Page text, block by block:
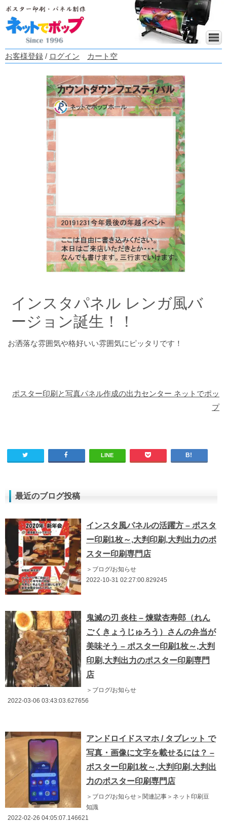
お客様登録 / ログイン カート空
インスタパネル レンガ風バ
ージョン誕生！！
お洒落な雰囲気や格好いい雰囲気にピッタリです！
ポスター印刷と写真パネル作成の出力センター ネットでポッ
プ
LINE
最近のブログ投稿
インスタ風パネルの活躍方 – ポスタ
ー印刷1枚～,大判印刷,大判出力のポ
スター印刷専門店
＞ブログ/お知らせ
2022-10-31 02:27:00.829245
鬼滅の刃 炎柱 – 煉獄杏寿郎（れん
ごくきょうじゅろう）さんの弁当が
美味そう – ポスター印刷1枚～,大判
印刷,大判出力のポスター印刷専門
店
＞ブログ/お知らせ
2022-03-06 03:43:03.627656
アンドロイドスマホ / タブレット で
写真・画像に文字を載せるには？ –
ポスター印刷1枚～,大判印刷,大判出
力のポスター印刷専門店
＞ブログ/お知らせ＞関連記事＞ネット印刷豆
知識
2022-02-26 04:05:07.146621